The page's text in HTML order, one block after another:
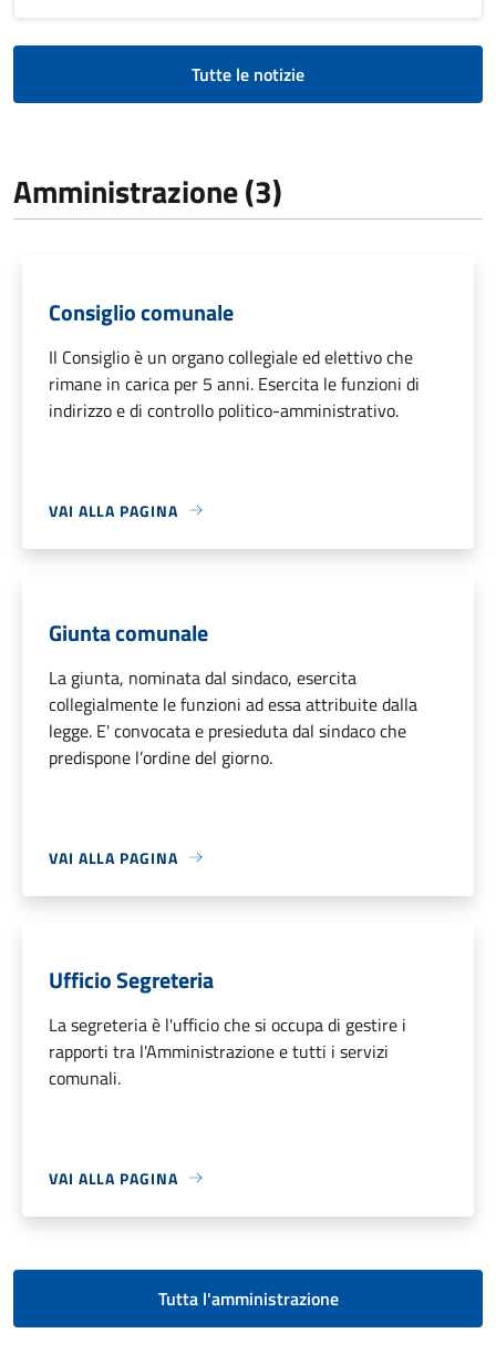
Tutte le notizie
Amministrazione (3)
Consiglio comunale
Il Consiglio è un organo collegiale ed elettivo che
rimane in carica per 5 anni. Esercita le funzioni di
indirizzo e di controllo politico-amministrativo.
VAI ALLA PAGINA
Giunta comunale
La giunta, nominata dal sindaco, esercita
collegialmente le funzioni ad essa attribuite dalla
legge. E' convocata e presieduta dal sindaco che
predispone l’ordine del giorno.
VAI ALLA PAGINA
Ufficio Segreteria
La segreteria è l'ufficio che si occupa di gestire i
rapporti tra l'Amministrazione e tutti i servizi
comunali.
VAI ALLA PAGINA
Tutta l'amministrazione